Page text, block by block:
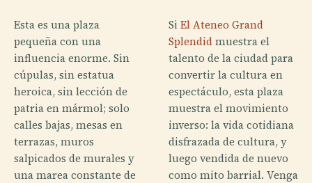
Esta es una plaza
pequeña con una
influencia enorme. Sin
cúpulas, sin estatua
heroica, sin lección de
patria en mármol; solo
calles bajas, mesas en
terrazas, muros
salpicados de murales y
una marea constante de
Si El Ateneo Grand
Splendidmuestra el
talento de la ciudad para
convertir la cultura en
espectáculo, esta plaza
muestra el movimiento
inverso: la vida cotidiana
disfrazada de cultura, y
luego vendida de nuevo
como mito barrial. Venga